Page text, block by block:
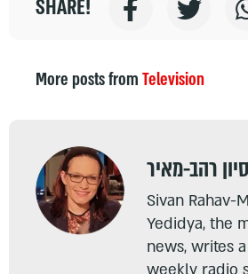
SHARE!
More posts fromTelevision
סיון רהב-מאיר
Sivan
Yedidya, the
news, writes